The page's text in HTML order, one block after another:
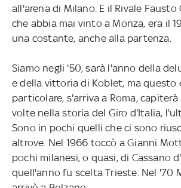
all'arena di Milano. E il Rivale Fausto
che abbia mai vinto a Monza, era il
una costante, anche alla partenza.
Siamo negli '50, sarà l'anno della
e della vittoria di Koblet, ma questo
particolare, s'arriva a Roma,
volte nella storia del Giro d'Italia,
Sono in pochi quelli che ci sono
altrove. Nel 1966 toccò a Gianni
pochi milanesi, o quasi, di Cassano
quell'anno fu scelta Trieste. Nel '70